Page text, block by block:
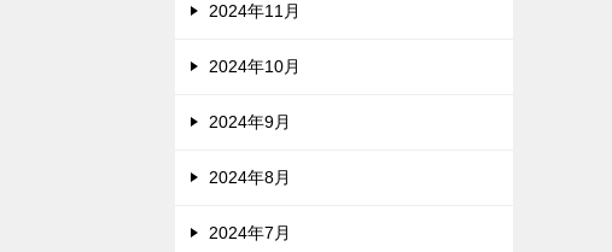
2024年11月
2024年10月
2024年9月
2024年8月
2024年7月